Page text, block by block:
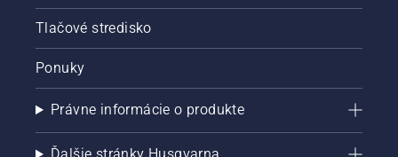
Tlačové stredisko
Ponuky
Právne informácie o produkte